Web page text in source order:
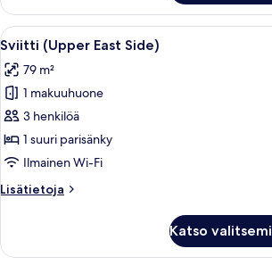
suuri
parisänky
(Madison)
Avaa
kaikki
huonetyypin
Sviitti
(Upper
East
Side)
2
Sviitti (Upper East Side)
79 m²
1 makuuhuone
3 henkilöä
1 suuri parisänky
Ilmainen Wi-Fi
Lisätietoja
Lisätietoja
East
Katso